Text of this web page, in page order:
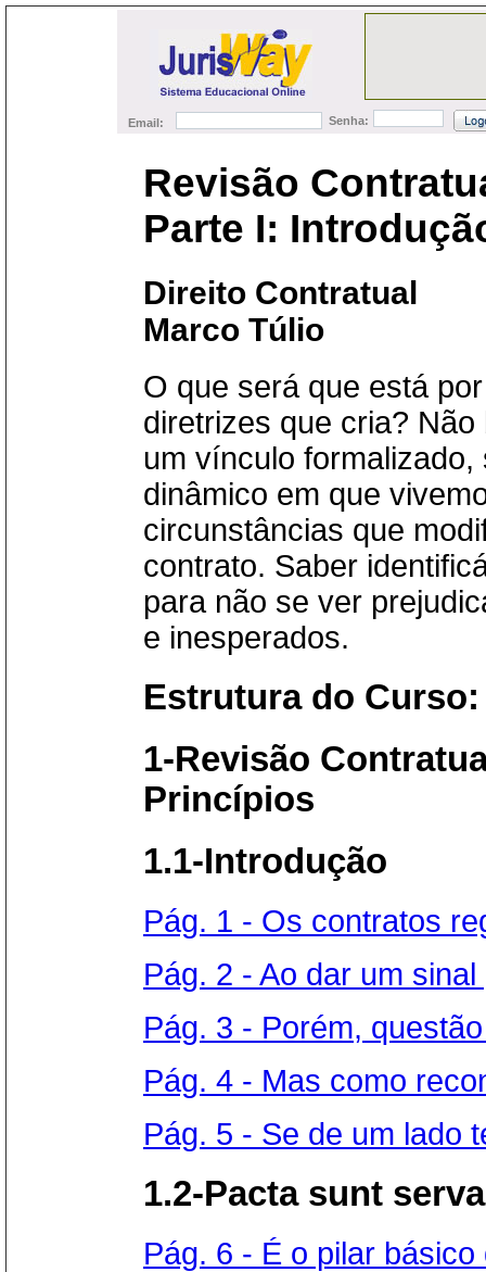
Email: Senha:
Revisão
Parte I:
Direito Contratual
Marco Túlio
O que será que está
diretrizes que cria?
um vínculo
dinâmico em que
circunstâncias que
contrato. Saber
para não se ver
e inesperados.
Estrutura do Curso:
1-Revisão
Princípios
1.1-Introdução
Pág. 1 - Os contratos
Pág. 2 - Ao dar um sinal
Pág. 3 - Porém,
Pág. 4 - Mas como
Pág. 5 - Se de um lado
1.2-Pacta sunt
Pág. 6 - É o pilar básico